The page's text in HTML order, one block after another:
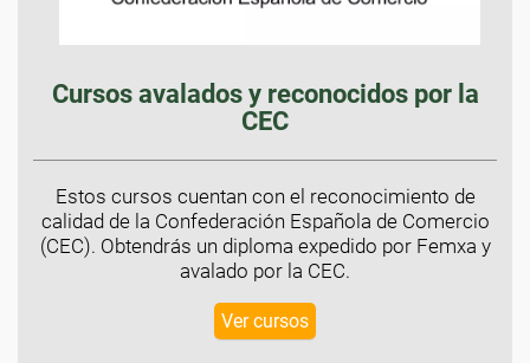
Cursos avalados y reconocidos por la
CEC
Estos cursos cuentan con el reconocimiento de
calidad de la Confederación Española de Comercio
(CEC). Obtendrás un diploma expedido por Femxa y
avalado por la CEC.
Ver cursos